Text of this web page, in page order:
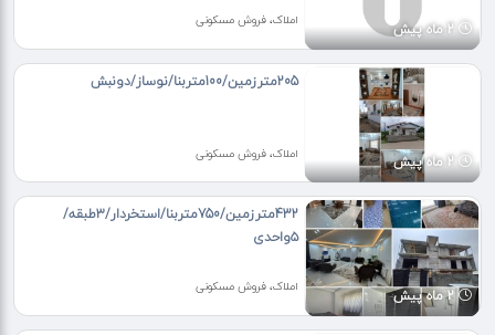
2 ماه پیش املاک، فروش مسکونی
2 ماه پیش
205مترزمین/100متربنا/نوساز/دونبش
املاک، فروش مسکونی
2 ماه پیش
432مترزمین/750متربنا/استخردار/۳طبقه/
۵واحدی
املاک، فروش مسکونی